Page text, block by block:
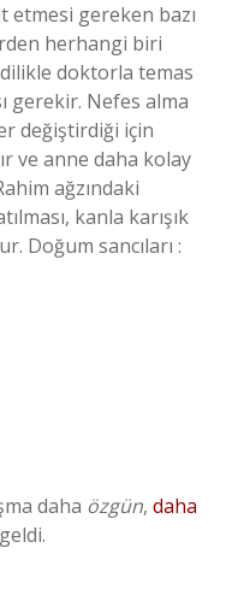
etmesi gereken bazı
herhangi biri
doktorla temas
gerekir. Nefes alma
değiştirdiği için
ve anne daha kolay
ağzındaki
kanla karışık
Doğum sancıları :
daha özgün, daha